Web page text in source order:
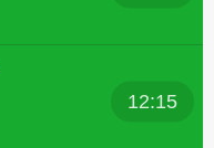
12:15